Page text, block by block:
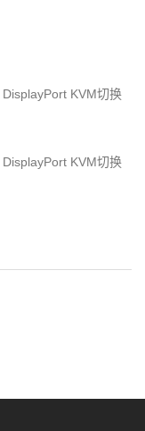
DisplayPort KVM切换
DisplayPort KVM切换